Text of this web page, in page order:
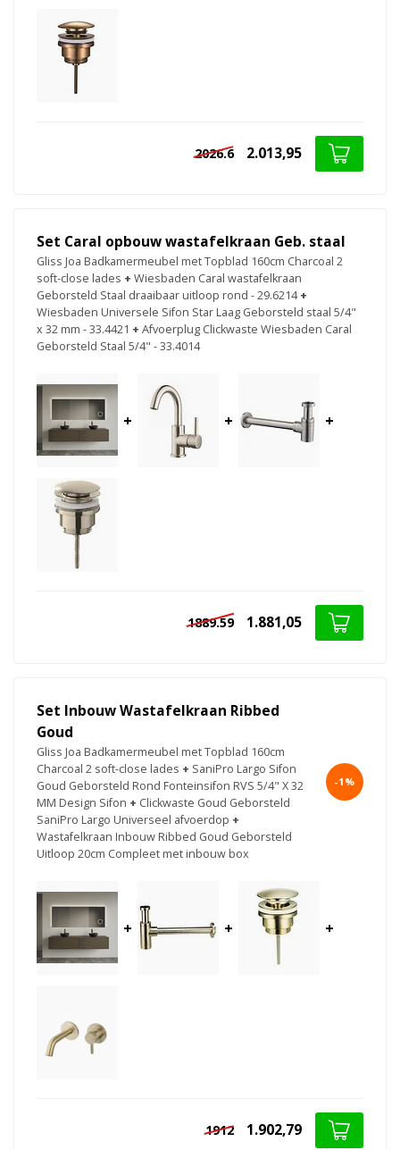
2026.6 2.013,95
Set Caral opbouw wastafelkraan Geb. staal
Gliss Joa Badkamermeubel met Topblad 160cm Charcoal 2
soft-close lades + Wiesbaden Caral wastafelkraan
Geborsteld Staal draaibaar uitloop rond - 29.6214 +
Wiesbaden Universele Sifon Star Laag Geborsteld staal 5/4"
x 32 mm - 33.4421 + Afvoerplug Clickwaste Wiesbaden Caral
Geborsteld Staal 5/4" - 33.4014
+ + +
1889.59 1.881,05
Set Inbouw Wastafelkraan Ribbed
Goud
Gliss Joa Badkamermeubel met Topblad 160cm
Charcoal 2 soft-close lades + SaniPro Largo Sifon
Goud Geborsteld Rond Fonteinsifon RVS 5/4" X 32
MM Design Sifon + Clickwaste Goud Geborsteld
SaniPro Largo Universeel afvoerdop +
Wastafelkraan Inbouw Ribbed Goud Geborsteld
Uitloop 20cm Compleet met inbouw box
-1%
+ + +
1912 1.902,79